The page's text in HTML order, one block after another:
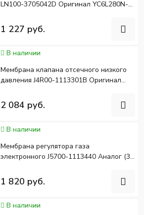
LN100-3705042D Оригинал YC6L280N-
1 227 руб.
В наличии
Мембрана клапана отсечного низкого
давления J4R00-1113301B Оригинал
2 084 руб.
В наличии
Мембрана регулятора газа
электронного J5700-1113440 Аналог (36
1 820 руб.
В наличии